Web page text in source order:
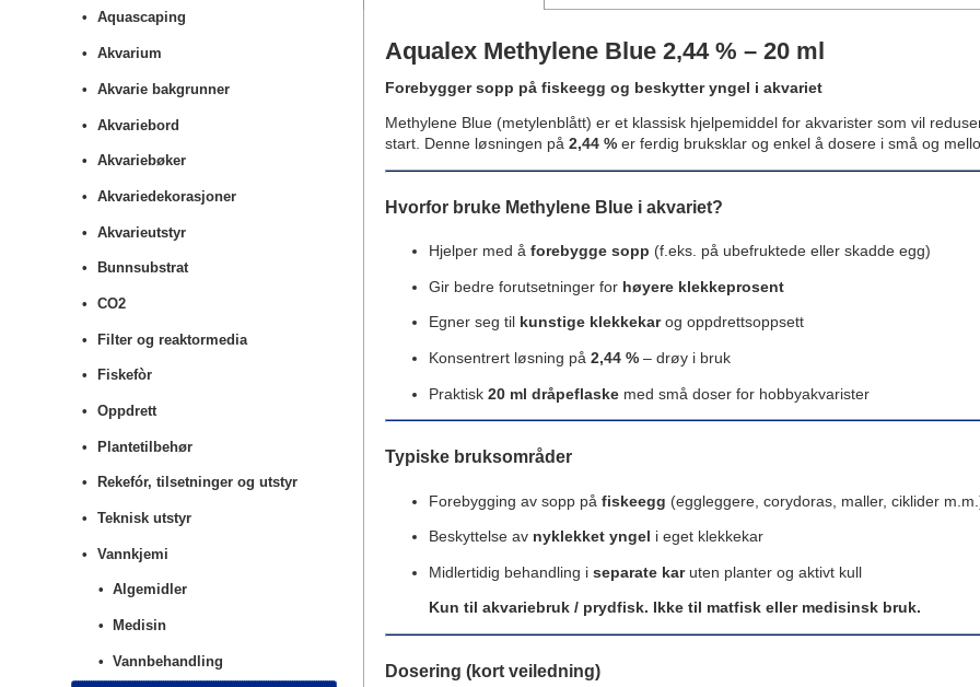
Aqualex Methylene Blue 2,44 % – 20 ml
Forebygger sopp på fiskeegg og beskytter yngel i akvariet
Methylene Blue (metylenblått) er et klassisk hjelpemiddel for akvarister som vil
start. Denne løsningen på2,44 % er ferdig bruksklar og enkel å dosere i små og
Hvorfor bruke Methylene Blue i akvariet?
Hjelper med åforebygge sopp (f.eks. på ubefruktede eller skadde egg)
Gir bedre forutsetninger for høyere klekkeprosent
Egner seg til kunstige klekkekarog oppdrettsoppsett
Konsentrert løsning på2,44 % – drøy i bruk
Praktisk20 ml dråpeflaske med små doser for hobbyakvarister
Typiske bruksområder
Forebygging av sopp påfiskeegg (eggleggere, corydoras, maller, ciklider
Beskyttelse av nyklekket yngel i eget klekkekar
Midlertidig behandling iseparate karuten planter og aktivt kull
Kun til akvariebruk / prydfisk. Ikke til matfisk eller medisinsk bruk.
Dosering (kort veiledning)
Aquascaping
Akvarium
Akvarie bakgrunner
Akvariebord
Akvariebøker
Akvariedekorasjoner
Akvarieutstyr
Bunnsubstrat
CO2
Filter og reaktormedia
Fiskefòr
Oppdrett
Plantetilbehør
Rekefór, tilsetninger og utstyr
Teknisk utstyr
Vannkjemi
Algemidler
Medisin
Vannbehandling